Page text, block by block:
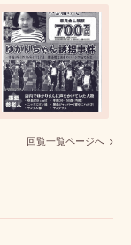
回覧一覧ページへ